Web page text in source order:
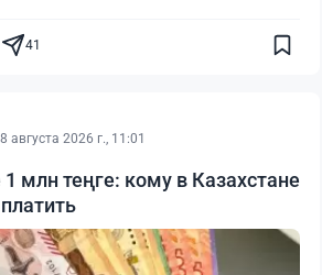
41
8 августа 2026 г., 11:01
млн теңге: кому в Казахстане